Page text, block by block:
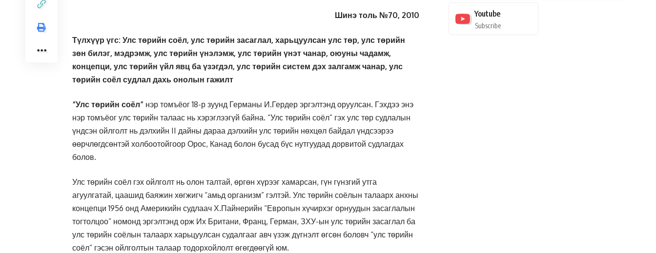
Шинэ толь №70, 2010
Түлхүүр үгс: Улс төрийн соёл, улс төрийн засаглал, харьцуулсан улс төр, улс төрийн
зөн билэг, мэдрэмж, улс төрийн үнэлэмж, улс төрийн үнэт чанар, оюуны чадамж,
концепци, улс төрийн үйл явц ба үзэгдэл, улс төрийн систем дэх залгамж чанар, улс
төрийн соёл судлал дахь онолын гажилт
“Улс төрийн соёл” нэр томъёог 18-р зуунд Германы И.Гердер эргэлтэнд оруулсан. Гэхдээ энэ
нэр томъёог улс төрийн талаас нь хэрэглээгүй байна. “Улс төрийн соёл” гэх улс төр судлалын
үндсэн ойлголт нь дэлхийн II дайны дараа дэлхийн улс төрийн нөхцөл байдал үндсээрээ
өөрчлөгдсөнтэй холбоотойгоор Орос, Канад болон бусад бүс нутгуудад дорвитой судлагдах
болов.
Улс төрийн соёл гэх ойлголт нь олон талтай, өргөн хүрээг хамарсан, гүн гүнзгий утга
агуулгатай, цаашид баяжин хөгжигч “амьд организм” гэлтэй. Улс төрийн соёлын талаарх анхны
концепци 1956 онд Америкийн судлаач Х.Пайнерийн “Европын хүчирхэг орнуудын засаглалын
тогтолцоо” номонд эргэлтэнд орж Их Британи, Франц, Герман, ЗХУ-ын улс төрийн засаглал ба
улс төрийн соёлын талаарх харьцуулсан судалгааг авч үзэж дүгнэлт өгсөн боловч “улс төрийн
соёл” гэсэн ойлголтын талаар тодорхойлолт өгөгдөөгүй юм.
Youtube
Subscribe